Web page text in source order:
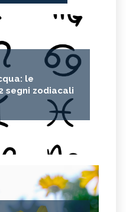
le
segni zodiacali